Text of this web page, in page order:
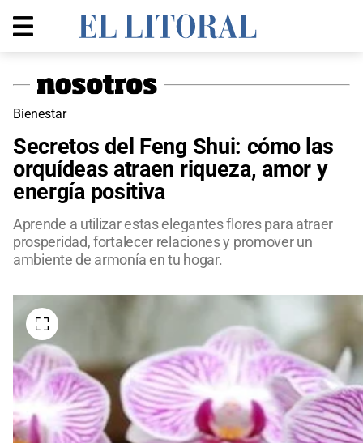
Bienestar
Secretos del Feng Shui: cómo las
orquídeas atraen riqueza, amor y
energía positiva
Aprende a utilizar estas elegantes flores para atraer
prosperidad, fortalecer relaciones y promover un
ambiente de armonía en tu hogar.